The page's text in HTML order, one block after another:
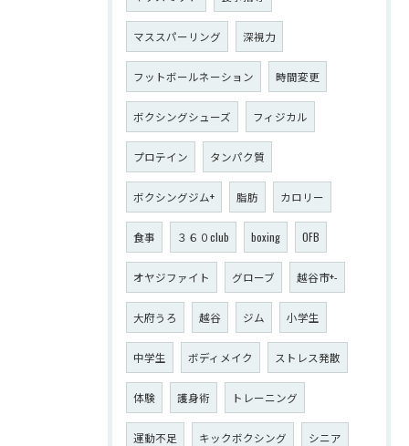
マススパーリング 深視力
フットボールネーション 時間変更
ボクシングシューズ フィジカル
プロテイン タンパク質
ボクシングジム+ 脂肪 カロリー
食事 ３６０club boxing OFB
オヤジファイト グローブ 越谷市+-
大府うろ 越谷 ジム 小学生
中学生 ボディメイク ストレス発散
体験 護身術 トレーニング
運動不足 キックボクシング シニア